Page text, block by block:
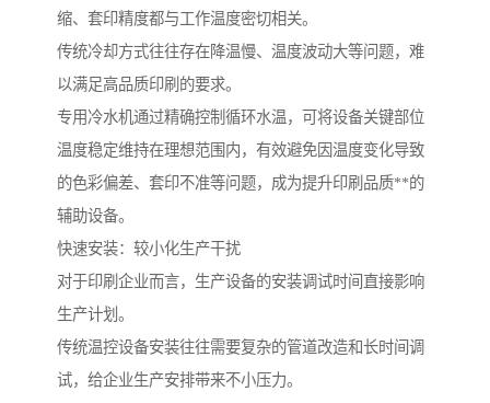
缩、套印精度都与工作温度密切相关。
传统冷却方式往往存在降温慢、温度波动大等问题，难
以满足高品质印刷的要求。
专用冷水机通过精确控制循环水温，可将设备关键部位
温度稳定维持在理想范围内，有效避免因温度变化导致
的色彩偏差、套印不准等问题，成为提升印刷品质**的
辅助设备。
快速安装：较小化生产干扰
对于印刷企业而言，生产设备的安装调试时间直接影响
生产计划。
传统温控设备安装往往需要复杂的管道改造和长时间调
试，给企业生产安排带来不小压力。